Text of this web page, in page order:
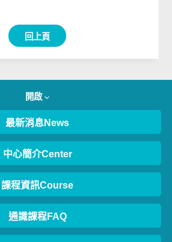
回上頁
開啟
最新消息News
中心簡介Center
課程資訊Course
通識課程FAQ